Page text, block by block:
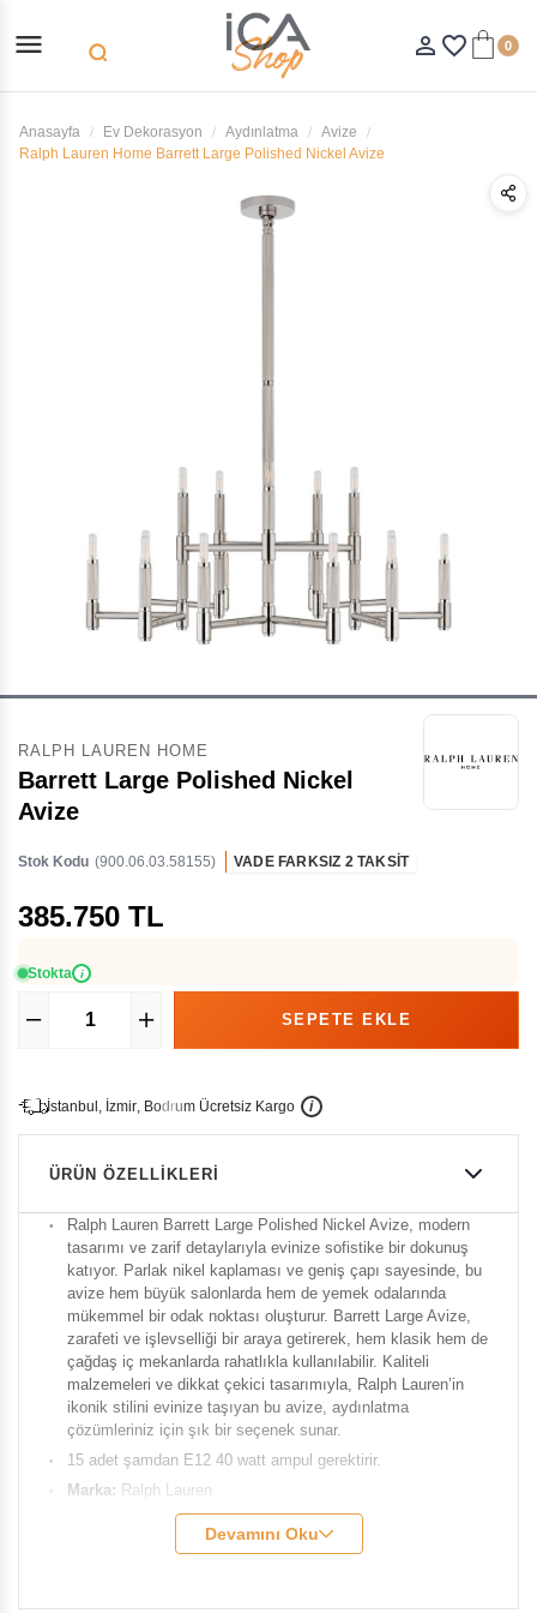
menu search person_outline favorite_border 0
Anasayfa Ev Dekorasyon Aydınlatma
Avize
Ralph Lauren Home Barrett Large Polished Nickel Avize
RALPH LAUREN HOME
Barrett Large Polished Nickel
Avize
Stok Kodu (900.06.03.58155) VADE FARKSIZ 2 TAKSİT
385.750 TL
Stokta i
İstanbu , İzmir, Bodrum Ücretsiz Kargo i
ÜRÜN ÖZELLIKLERI
Ralph Lauren Barrett Large Polished Nickel Avize, modern
tasarımı ve zarif detaylarıyla evinize sofistike bir dokunuş
katıyor. Parlak nikel kaplaması ve geniş çapı sayesinde, bu
avize hem büyük salonlarda hem de yemek odalarında
mükemmel bir odak noktası oluşturur. Barrett Large Avize,
zarafeti ve işlevselliği bir araya getirerek, hem klasik hem de
çağdaş iç mekanlarda rahatlıkla kullanılabilir. Kaliteli
malzemeleri ve dikkat çekici tasarımıyla, Ralph Lauren’in
ikonik stilini evinize taşıyan bu avize, aydınlatma
çözümleriniz için şık bir seçenek sunar.
15 adet şamdan E12 40 watt ampul gerektirir.
Marka: Ralph Lauren
cm
Devamını Oku